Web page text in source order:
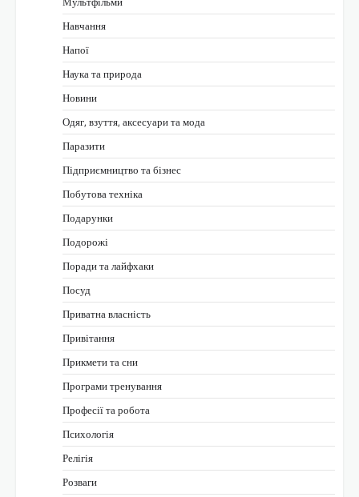
Навчання
Напої
Наука та природа
Новини
Одяг, взуття, аксесуари та мода
Паразити
Підприємництво та бізнес
Побутова техніка
Подарунки
Подорожі
Поради та лайфхаки
Посуд
Приватна власність
Привітання
Прикмети та сни
Програми тренування
Професії та робота
Психологія
Релігія
Розваги